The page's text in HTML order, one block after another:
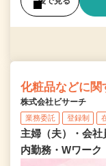
化粧品などに関
株式会社ビサーチ
業務委託 登録制
主婦（夫）・会
内勤務・Wワー